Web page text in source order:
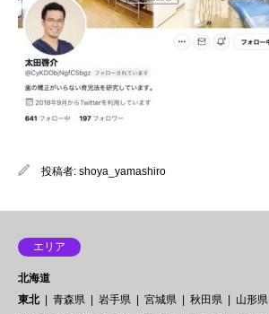
投稿者: shoya_yamashiro
エリア
北海道
東北
青森県 岩手県 宮城県 秋田県 山形県